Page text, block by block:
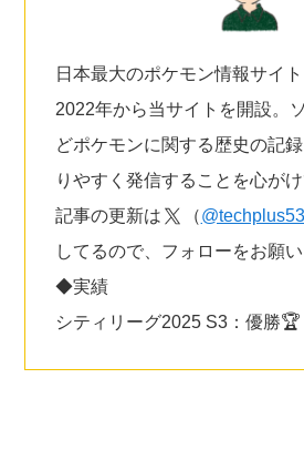
日本最大のポケモン情報サイ
2022年から当サイトを開設。
どポケモンに関する歴史の記
りやすく発信することを心がけ
記事の更新は
（
してるので、フォローをお願い
◆実績
シティリーグ2025 S3：優勝🏆